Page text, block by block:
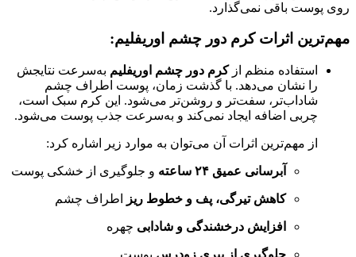
روی پوست باقی نمی‌گذارد.
مهم‌ترین اثرات کرم دور چشم اوریفلیم:
استفاده منظم ازکرم دور چشم اوریفلیم به‌سرعت نتایجش
را نشان می‌دهد. با گذشت زمان، پوست اطراف چشم
شاداب‌تر، سفت‌تر و روشن‌تر می‌شود. این کرم سبک است،
چربی اضافه ایجاد نمی‌کند و به‌سرعت جذب پوست می‌شود.
از مهم‌ترین اثرات آن می‌توان به موارد زیر اشاره کرد:
آبرسانی عمیق ۲۴ ساعته و جلوگیری از خشکی پوست
کاهش تیرگی، پف و خطوط ریز اطراف چشم
افزایش درخشندگی و شادابی چهره
جلوگیری از پیری زودرس پوست